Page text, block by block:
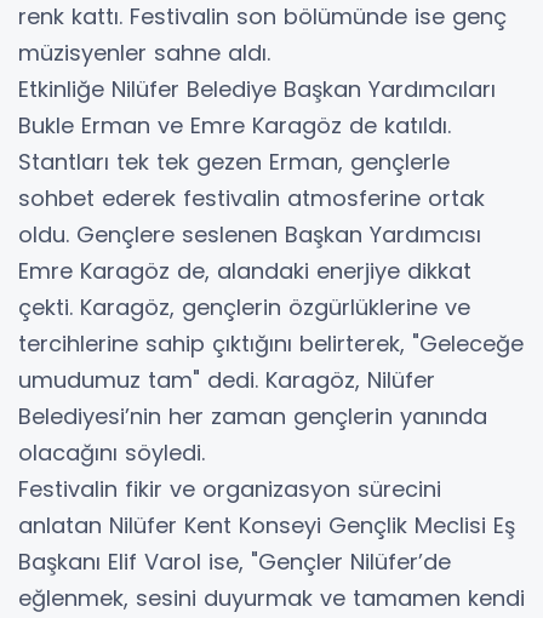
renk kattı. Festivalin son bölümünde ise genç
müzisyenler sahne aldı.
Etkinliğe Nilüfer Belediye Başkan Yardımcıları
Bukle Erman ve Emre Karagöz de katıldı.
Stantları tek tek gezen Erman, gençlerle
sohbet ederek festivalin atmosferine ortak
oldu. Gençlere seslenen Başkan Yardımcısı
Emre Karagöz de, alandaki enerjiye dikkat
çekti. Karagöz, gençlerin özgürlüklerine ve
tercihlerine sahip çıktığını belirterek, "Geleceğe
umudumuz tam" dedi. Karagöz, Nilüfer
Belediyesi’nin her zaman gençlerin yanında
olacağını söyledi.
Festivalin fikir ve organizasyon sürecini
anlatan Nilüfer Kent Konseyi Gençlik Meclisi Eş
Başkanı Elif Varol ise, "Gençler Nilüfer’de
eğlenmek, sesini duyurmak ve tamamen kendi